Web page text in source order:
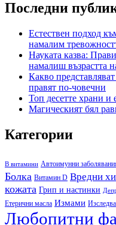
Последни
Естествен подход
намалим
Науката казва:
намалиш възрастта
Какво
правят по-човечни
Топ десетте храни и
Магическият бял
Категории
B витамини Автоимунни
Болка Витамин D Вредни
кожата Грип и настинки
Етерични масла Измами
Любопитни